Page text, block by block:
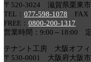
〒520-3024 滋賀県栗東
TEL： 077-598-1078 FAX
FREE： 0800-200-1317
営業時間：9:00～18:00
テナント工房 大阪オフィ
〒530-0001 大阪府大阪